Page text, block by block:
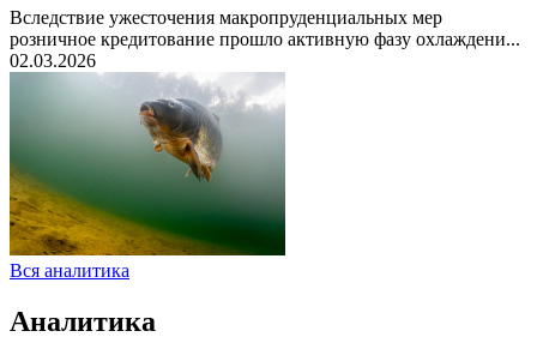
Вследствие ужесточения макропруденциальных мер
розничное кредитование прошло активную фазу охлаждени...
02.03.2026
Вся аналитика
Аналитика